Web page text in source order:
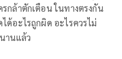
กล้าตักเตือน ในทางตรงกัน
อะไรถูกผิด อะไรควรไม่
านแล้ว